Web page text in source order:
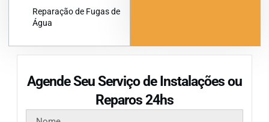
Reparação de Fugas de
Água
Agende Seu Serviço de Instalações ou
Reparos 24hs